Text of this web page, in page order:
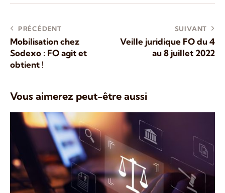
PRÉCÉDENT
Mobilisation chez
Sodexo : FO agit et
obtient !
SUIVANT
Veille juridique FO du 4
au 8 juillet 2022
Vous aimerez peut-être aussi